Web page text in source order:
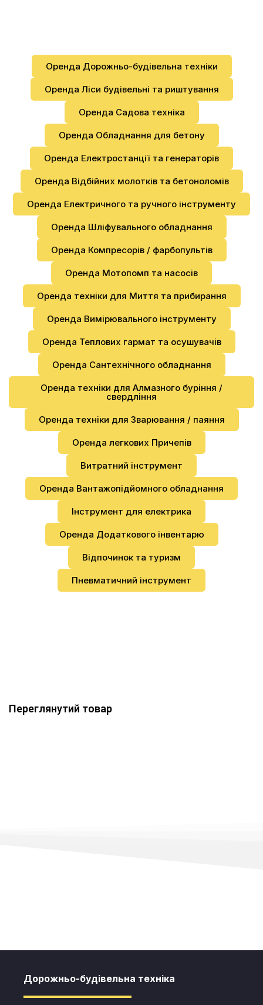
Оренда Дорожньо-будівельна техніки
Оренда Ліси будівельні та риштування
Оренда Садова техніка
Оренда Обладнання для бетону
Оренда Електростанції та генераторів
Оренда Відбійних молотків та бетоноломів
Оренда Електричного та ручного інструменту
Оренда Шліфувального обладнання
Оренда Компресорів / фарбопультів
Оренда Мотопомп та насосів
Оренда техніки для Миття та прибирання
Оренда Вимірювального інструменту
Оренда Теплових гармат та осушувачів
Оренда Сантехнічного обладнання
Оренда техніки для Алмазного буріння /
свердління
Оренда техніки для Зварювання / паяння
Оренда легкових Причепів
Витратний інструмент
Оренда Вантажопідйомного обладнання
Інструмент для електрика
Оренда Додаткового інвентарю
Відпочинок та туризм
Пневматичний інструмент
Переглянутий товар
Дорожньо-будівельна техніка